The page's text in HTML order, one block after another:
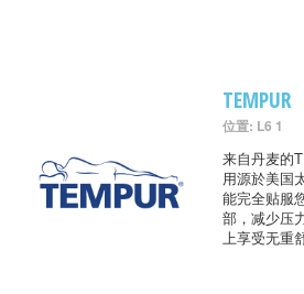
TEMPUR
位置: L6 1
来自丹麦的
用源於美国
能完全贴服
部，减少压
上享受无重